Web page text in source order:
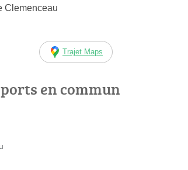
Clemenceau
Trajet Maps
en commun